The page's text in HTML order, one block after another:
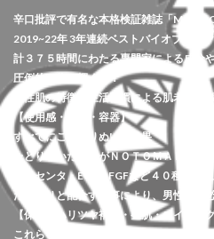
辛口批評で有名な本格検証雑誌「
2019~22年 3年連続ベストバイオブザイヤ
計３７５時間にわたる専門家による成分
圧倒的１位に輝く！！
男性肌の特徴・生活習慣による肌老化を
【使用感・原料・容器】
すべてにこだわりぬいた結果
たどり着いた答えがＮＯＴＯＭＡＮＩＡ
プラセンタ・EGF・FGFなど４０種類以
たっぷりと配合する事により、男性肌に
【保湿・ハリツヤ補給・整肌・エイジン
これらを1本で全てカバー！！